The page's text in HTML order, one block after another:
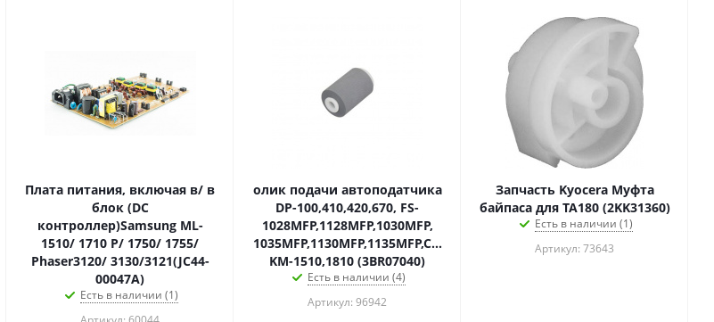
Плата питания, включая в/ в
блок (DC
контроллер)Samsung ML-
1510/ 1710 Р/ 1750/ 1755/
Phaser3120/ 3130/3121(JC44-
00047A)
Есть в наличии (1)
олик подачи автоподатчика
DP-100,410,420,670, FS-
1028MFP,1128MFP,1030MFP,
1035MFP,1130MFP,1135MFP,C2026MFP,C2126MFP,
KM-1510,1810 (3BR07040)
Есть в наличии (4)
Артикул: 96942
Запчасть Kyocera Муфта
байпаса для TA180 (2KK31360)
Есть в наличии (1)
Артикул: 73643